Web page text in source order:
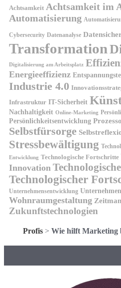
Achtsamkeit Achtsamkeit im
Automatisierung
Cybersecurity Datenanalyse
Transformation
Digitalisierung am Arbeitsplatz
Energieeffizienz
Industrie 4.0
Infrastruktur IT-Sicherheit
Nachhaltigkeit Online-Marketing
Persönlichkeitsentwicklung
Selbstfürsorge
Stressbewältigung
Entwicklung Technologische Fortschritte
Innovation
Technologischer
Unternehmensentwicklung
Wohnraumgestaltung
Zukunftstechnologien
Profis> Wie hilft Marketing